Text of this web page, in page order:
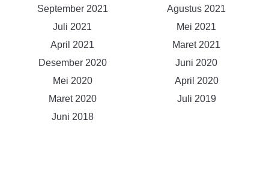
September 2021
Agustus 2021
Juli 2021
Mei 2021
April 2021
Maret 2021
Desember 2020
Juni 2020
Mei 2020
April 2020
Maret 2020
Juli 2019
Juni 2018